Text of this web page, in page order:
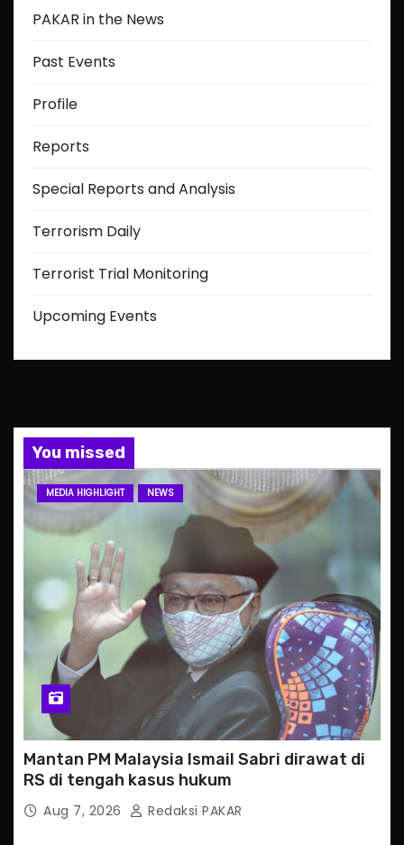
PAKAR in the News
Past Events
Profile
Reports
Special Reports and Analysis
Terrorism Daily
Terrorist Trial Monitoring
Upcoming Events
You missed
MEDIA HIGHLIGHT NEWS
Mantan PM Malaysia Ismail Sabri dirawat di
RS di tengah kasus hukum
Aug 7, 2026 Redaksi PAKAR